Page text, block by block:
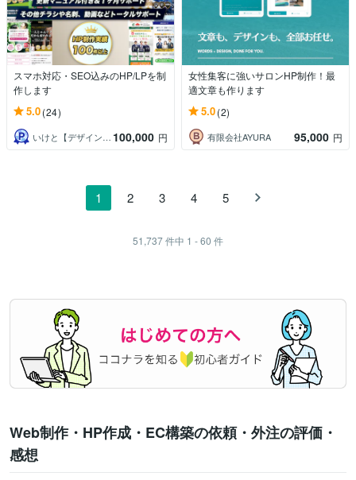
スマホ対応・SEO込みのHP/LPを制
作します
5.0(24)
いけと【デザインスタジオ LOCAL】 100,000 円
女性集客に強いサロンHP制作！最
適文章も作ります
5.0(2)
有限会社AYURA 95,000 円
1 2 3 4 5
51,737件中 1 - 60 件
Web制作・HP作成・EC構築の依頼・外注の評価・
感想